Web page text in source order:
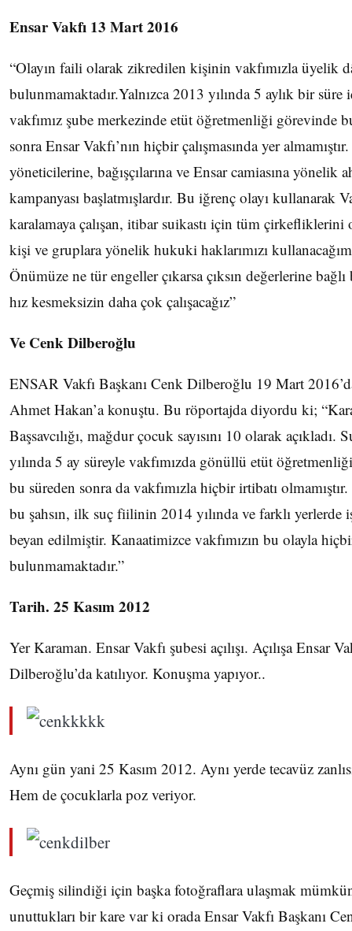
Ensar Vakfı 13 Mart 2016
“Olayın faili olarak zikredilen kişinin vakfımızla üyelik
bulunmamaktadır.Yalnızca 2013 yılında 5 aylık bir
vakfımız şube merkezinde etüt öğretmenliği görevinde
sonra Ensar Vakfı’nın hiçbir çalışmasında yer
yöneticilerine, bağışçılarına ve Ensar camiasına yönelik
kampanyası başlatmışlardır. Bu iğrenç olayı kullanarak
karalamaya çalışan, itibar suikastı için tüm çirkefliklerini
kişi ve gruplara yönelik hukuki haklarımızı
Önümüze ne tür engeller çıkarsa çıksın değerlerine
hız kesmeksizin daha çok çalışacağız”
Ve Cenk Dilberoğlu
ENSAR Vakfı Başkanı Cenk Dilberoğlu 19 Mart
Ahmet Hakan’a konuştu. Bu röportajda diyordu ki;
Başsavcılığı, mağdur çocuk sayısını 10 olarak açıkladı.
yılında 5 ay süreyle vakfımızda gönüllü etüt
bu süreden sonra da vakfımızla hiçbir irtibatı olmamıştır.
bu şahsın, ilk suç fiilinin 2014 yılında ve farklı
beyan edilmiştir. Kanaatimizce vakfımızın bu olayla
bulunmamaktadır.”
Tarih. 25 Kasım 2012
Yer Karaman. Ensar Vakfı şubesi açılışı. Açılışa Ensar
Dilberoğlu’da katılıyor. Konuşma yapıyor..
Aynı gün yani 25 Kasım 2012. Aynı yerde tecavüz
Hem de çocuklarla poz veriyor.
Geçmiş silindiği için başka fotoğraflara ulaşmak
unuttukları bir kare var ki orada Ensar Vakfı Başkanı